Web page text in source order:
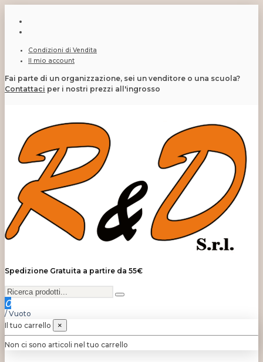
Condizioni di Vendita
Il mio account
Fai parte di un organizzazione, sei un venditore o una scuola?
Contattaci per i nostri prezzi all'ingrosso
Spedizione Gratuita a partire da 55€
0
/ Vuoto
Il tuo carrello
×
Non ci sono articoli nel tuo carrello